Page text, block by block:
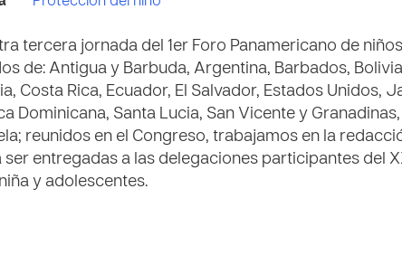
tercera jornada del 1er Foro Panamericano de
de: Antigua y Barbuda, Argentina, Barbados,
Costa Rica, Ecuador, El Salvador, Estados Unidos,
Dominicana, Santa Lucia, San Vicente y
reunidos en el Congreso, trabajamos en la
ser entregadas a las delegaciones participantes del
y adolescentes.